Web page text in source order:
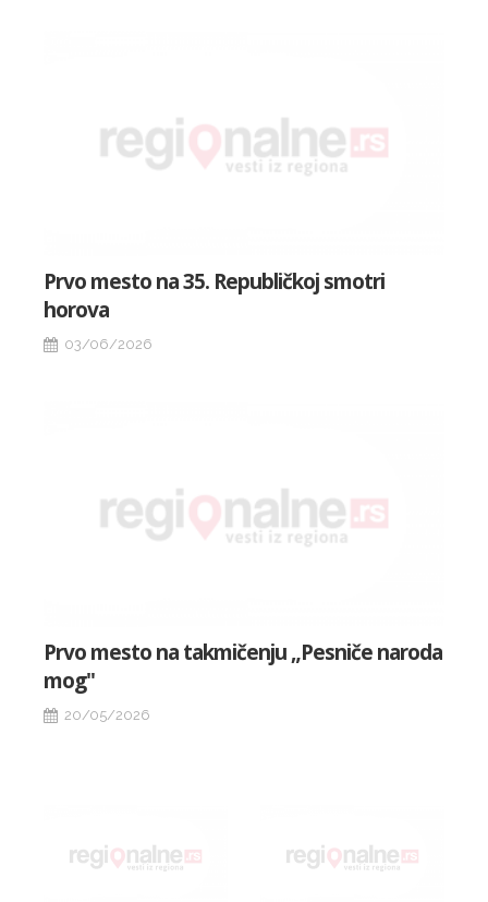
Prvo mesto na 35. Republičkoj smotri
horova
03/06/2026
Prvo mesto na takmičenju „Pesniče naroda
mog"
20/05/2026